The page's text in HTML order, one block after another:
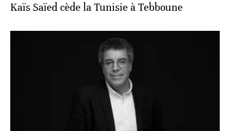
Kaïs Saïed cède la Tunisie à Tebboune